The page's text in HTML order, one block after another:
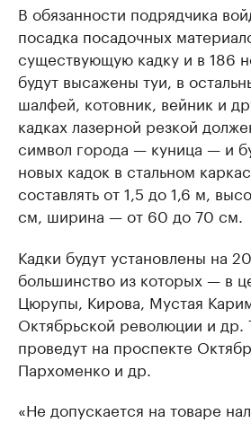
В обязанности подрядчика
посадка посадочных
существующую кадку и в 186
будут высажены туи, в
шалфей, котовник, вейник и
кадках лазерной резкой
символ города — куница — и
новых кадок в стальном
составлять от 1,5 до 1,6 м,
см, ширина — от 60 до 70 см.
Кадки будут установлены на
большинство из которых — в
Цюрупы, Кирова, Мустая
Октябрьской революции и др.
проведут на проспекте
Пархоменко и др.
«Не допускается на товаре